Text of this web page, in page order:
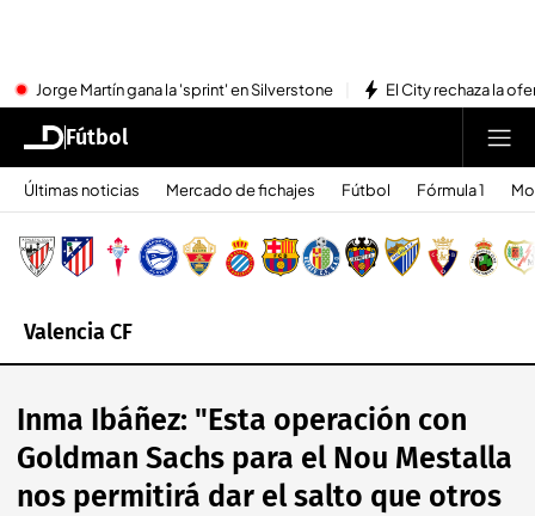
Jorge Martín gana la 'sprint' en Silverstone El City rechaza la
Fútbol
Últimas noticias Mercado de fichajes Fútbol Fórmula 1
Valencia CF
Inma Ibáñez: "Esta operación con
Goldman Sachs para el Nou Mestalla
nos permitirá dar el salto que otros